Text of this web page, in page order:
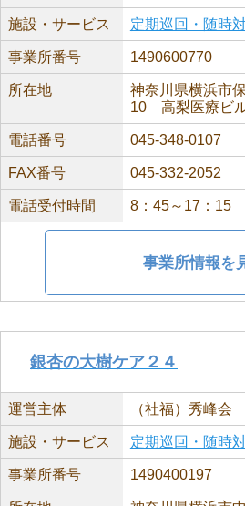
施設・サービス 定期巡回・随時
事業所番号 1490600770
所在地
神奈川県横浜市
10 高梨医療ビ
電話番号 045-348-0107
FAX番号 045-332-2052
電話受付時間 8：45～17：15
事業所情報を
銀杏の大樹ケア２４
運営主体 （社福）秀峰会
施設・サービス 定期巡回・随時
事業所番号 1490400197